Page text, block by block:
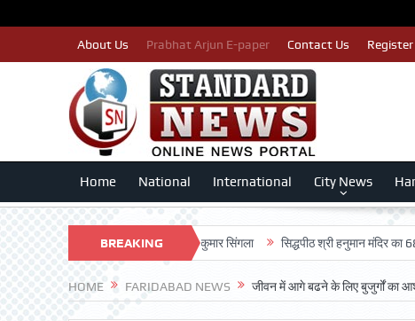
About Us Prabhat Arjun E-paper Contact Us Register
Home National International City News
BREAKING
NEWS
2 किए जा रहे तैयार: लखन कुमार सिंगला सिद्धपीठ श्री हनुमान मंदिर का 68वां
HOME FARIDABAD NEWS जीवन में आगे बढने के लिए बुजुर्गों का